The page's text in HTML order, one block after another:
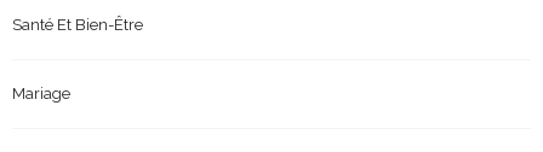
Santé Et Bien-Être
Mariage